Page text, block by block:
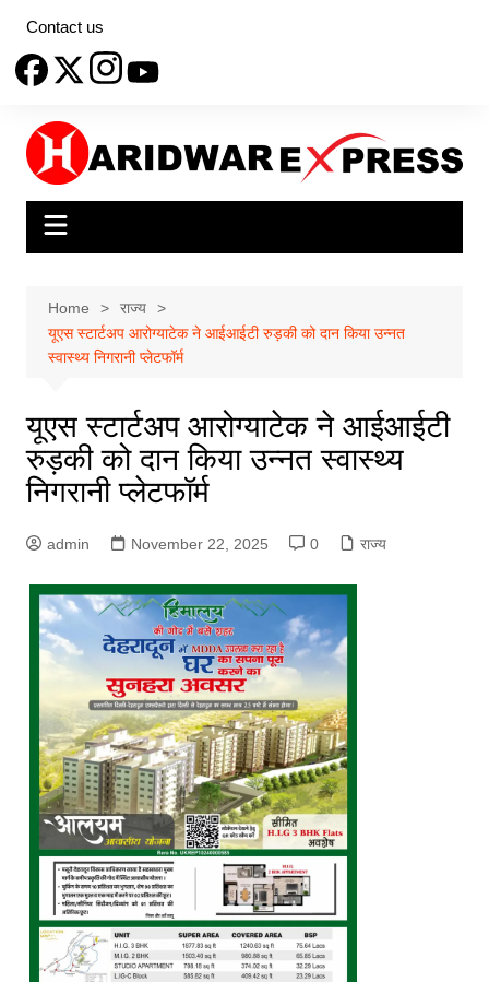
content
Contact us
Home
राज्य
यूएस स्टार्टअप आरोग्याटेक ने आईआईटी रुड़की को दान किया उन्नत
स्वास्थ्य निगरानी प्लेटफॉर्म
यूएस स्टार्टअप आरोग्याटेक ने आईआईटी
रुड़की को दान किया उन्नत स्वास्थ्य
निगरानी प्लेटफॉर्म
admin November 22, 2025 0 राज्य